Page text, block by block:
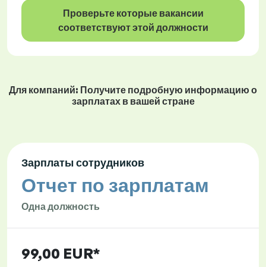
Проверьте которые вакансии
соответствуют этой должности
Для компаний: Получите подробную информацию о
зарплатах в вашей стране
Зарплаты сотрудников
Отчет по зарплатам
Одна должность
99,00 EUR*